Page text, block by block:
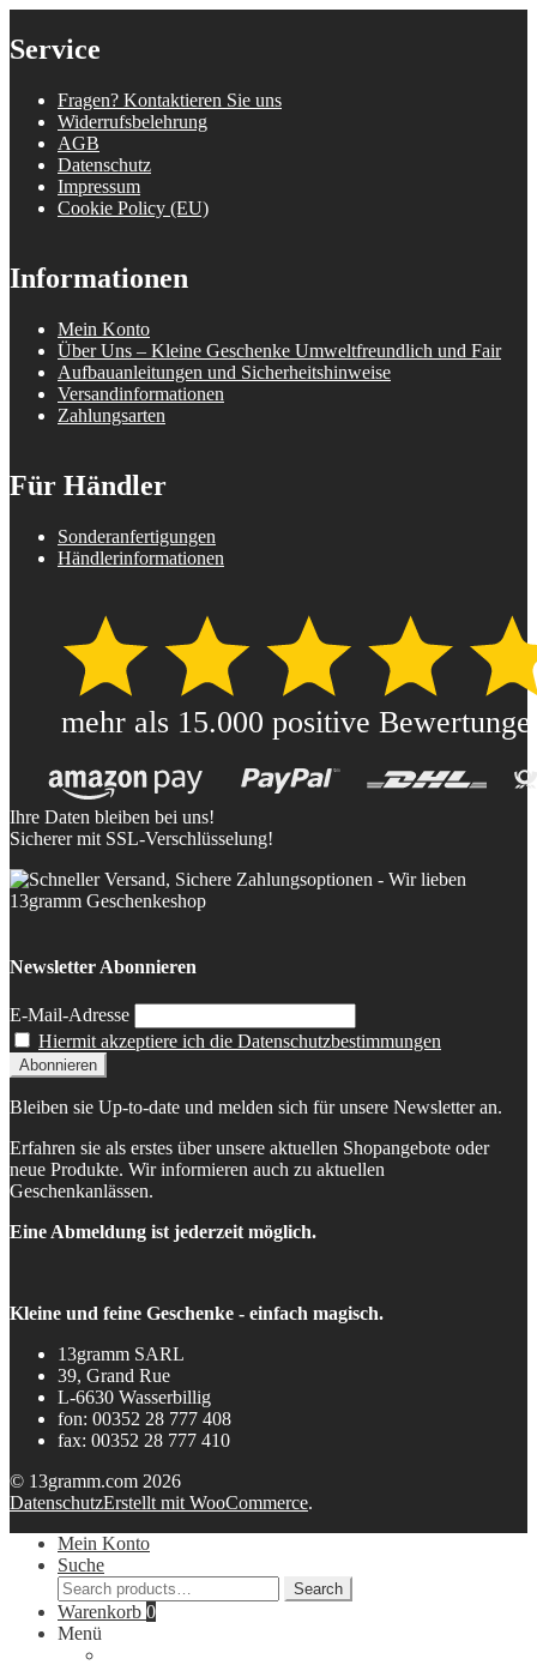
Service
Fragen? Kontaktieren Sie uns
Widerrufsbelehrung
AGB
Datenschutz
Impressum
Cookie Policy (EU)
Informationen
Mein Konto
Über Uns – Kleine Geschenke Umweltfreundlich und Fair
Aufbauanleitungen und Sicherheitshinweise
Versandinformationen
Zahlungsarten
Für Händler
Sonderanfertigungen
Händlerinformationen
Ihre Daten bleiben bei uns!
Sicherer mit SSL-Verschlüsselung!
Newsletter Abonnieren
E-Mail-Adresse
Hiermit akzeptiere ich die Datenschutzbestimmungen
Bleiben sie Up-to-date und melden sich für unsere Newsletter an.
Erfahren sie als erstes über unsere aktuellen Shopangebote oder
neue Produkte. Wir informieren auch zu aktuellen
Geschenkanlässen.
Eine Abmeldung ist jederzeit möglich.
Kleine und feine Geschenke - einfach magisch.
13gramm SARL
39, Grand Rue
L-6630 Wasserbillig
fon: 00352 28 777 408
fax: 00352 28 777 410
© 13gramm.com 2026
DatenschutzErstellt mit WooCommerce.
Mein Konto
Suche
Search
for:
Search
Warenkorb 0
Menü